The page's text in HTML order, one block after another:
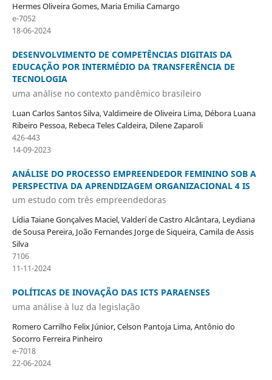
Hermes Oliveira Gomes, Maria Emilia Camargo
e-7052
18-06-2024
DESENVOLVIMENTO DE COMPETÊNCIAS DIGITAIS DA
EDUCAÇÃO POR INTERMÉDIO DA TRANSFERÊNCIA DE
TECNOLOGIA
uma análise no contexto pandêmico brasileiro
Luan Carlos Santos Silva, Valdimeire de Oliveira Lima, Débora Luana
Ribeiro Pessoa, Rebeca Teles Caldeira, Dilene Zaparoli
426-443
14-09-2023
ANÁLISE DO PROCESSO EMPREENDEDOR FEMININO SOB A
PERSPECTIVA DA APRENDIZAGEM ORGANIZACIONAL 4 IS
um estudo com três empreendedoras
Lídia Taiane Gonçalves Maciel, Valderí de Castro Alcântara, Leydiana
de Sousa Pereira, João Fernandes Jorge de Siqueira, Camila de Assis
Silva
7106
11-11-2024
POLÍTICAS DE INOVAÇÃO DAS ICTS PARAENSES
uma análise à luz da legislação
Romero Carrilho Felix Júnior, Celson Pantoja Lima, Antônio do
Socorro Ferreira Pinheiro
e-7018
22-06-2024